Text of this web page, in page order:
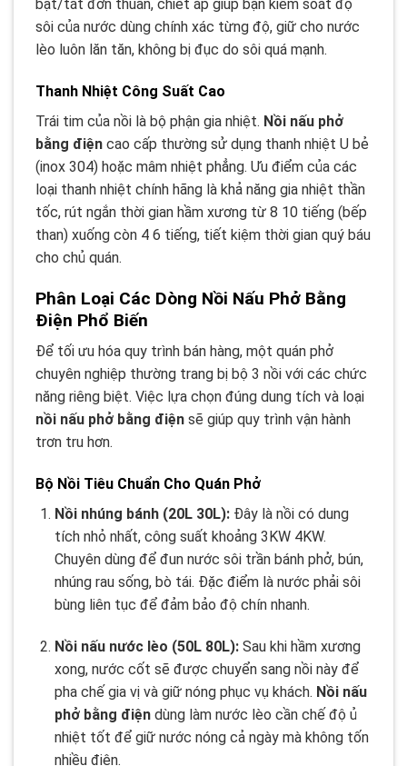
bật/tắt đơn thuần, chiết áp giúp bạn kiểm soát độ
sôi của nước dùng chính xác từng độ, giữ cho nước
lèo luôn lăn tăn, không bị đục do sôi quá mạnh.
Thanh Nhiệt Công Suất Cao
Trái tim của nồi là bộ phận gia nhiệt. Nồi nấu phở
bằng điện cao cấp thường sử dụng thanh nhiệt U bẻ
(inox 304) hoặc mâm nhiệt phẳng. Ưu điểm của các
loại thanh nhiệt chính hãng là khả năng gia nhiệt thần
tốc, rút ngắn thời gian hầm xương từ 8 10 tiếng (bếp
than) xuống còn 4 6 tiếng, tiết kiệm thời gian quý báu
cho chủ quán.
Phân Loại Các Dòng Nồi Nấu Phở Bằng
Điện Phổ Biến
Để tối ưu hóa quy trình bán hàng, một quán phở
chuyên nghiệp thường trang bị bộ 3 nồi với các chức
năng riêng biệt. Việc lựa chọn đúng dung tích và loại
nồi nấu phở bằng điện sẽ giúp quy trình vận hành
trơn tru hơn.
Bộ Nồi Tiêu Chuẩn Cho Quán Phở
Nồi nhúng bánh (20L 30L):Đây là nồi có dung
tích nhỏ nhất, công suất khoảng 3KW 4KW.
Chuyên dùng để đun nước sôi trần bánh phở, bún,
nhúng rau sống, bò tái. Đặc điểm là nước phải sôi
bùng liên tục để đảm bảo độ chín nhanh.
Nồi nấu nước lèo (50L 80L):Sau khi hầm xương
xong, nước cốt sẽ được chuyển sang nồi này để
pha chế gia vị và giữ nóng phục vụ khách. Nồi nấu
phở bằng điệndùng làm nước lèo cần chế độ ủ
nhiệt tốt để giữ nước nóng cả ngày mà không tốn
nhiều điện.